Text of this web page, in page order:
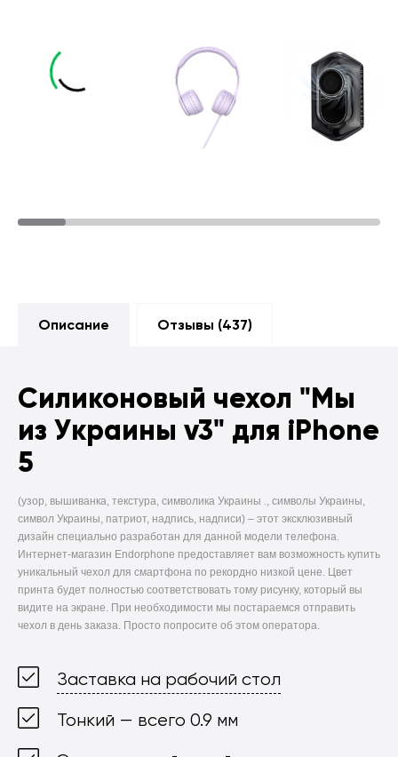
Описание Отзывы (437)
Силиконовый чехол "Мы
из Украины v3" для iPhone
5
(узор, вышиванка, текстура, символика Украины ., символы Украины,
символ Украины, патриот, надпись, надписи) – этот эксклюзивный
дизайн специально разработан для данной модели телефона.
Интернет-магазин Endorphone предоставляет вам возможность купить
уникальный чехол для смартфона по рекордно низкой цене. Цвет
принта будет полностью соответствовать тому рисунку, который вы
видите на экране. При необходимости мы постараемся отправить
чехол в день заказа. Просто попросите об этом оператора.
Заставка на рабочий стол
Тонкий — всего 0.9 мм